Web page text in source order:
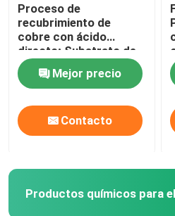
Proceso de
recubrimiento de
cobre con ácido
directo; Substrato de
acero solución de
recubrimiento de
cobre con ácido
Brillante Recubrimiento
de cobre; FI-ZL001
Mejor precio
Contacto
Productos químicos para